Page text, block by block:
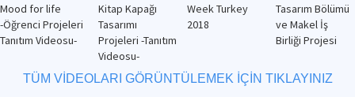
Mood for life
-Öğrenci Projeleri
Tanıtım Videosu-
Kitap Kapağı
Tasarımı
Projeleri -Tanıtım
Videosu-
Week Turkey
2018
Tasarım Bölümü
ve Makel İş
Birliği Projesi
TÜM VİDEOLARI GÖRÜNTÜLEMEK İÇİN TIKLAYINIZ